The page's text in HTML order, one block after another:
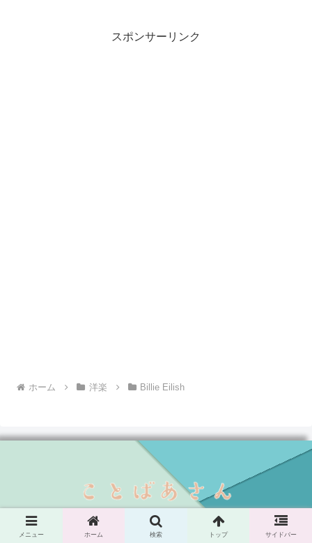
スポンサーリンク
ホーム 洋楽 Billie Eilish
Copyright © 2020-2026 ことばあさん All Rights Reserved.
メニュー ホーム 検索 トップ サイドバー